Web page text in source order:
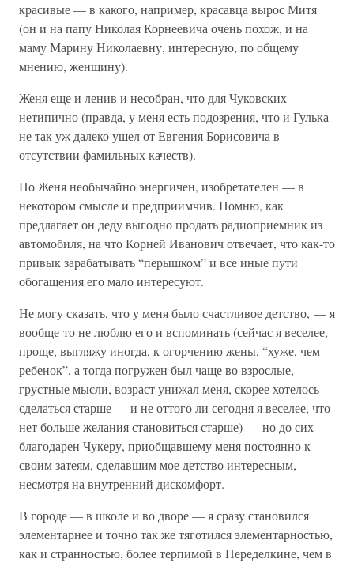
красивые — в какого, например, красавца вырос Митя
(он и на папу Николая Корнеевича очень похож, и на
маму Марину Николаевну, интересную, по общему
мнению, женщину).
Женя еще и ленив и несобран, что для Чуковских
нетипично (правда, у меня есть подозрения, что и Гулька
не так уж далеко ушел от Евгения Борисовича в
отсутствии фамильных качеств).
Но Женя необычайно энергичен, изобретателен — в
некотором смысле и предприимчив. Помню, как
предлагает он деду выгодно продать радиоприемник из
автомобиля, на что Корней Иванович отвечает, что как-то
привык зарабатывать “перышком” и все иные пути
обогащения его мало интересуют.
Не могу сказать, что у меня было счастливое детство, — я
вообще-то не люблю его и вспоминать (сейчас я веселее,
проще, выгляжу иногда, к огорчению жены, “хуже, чем
ребенок”, а тогда погружен был чаще во взрослые,
грустные мысли, возраст унижал меня, скорее хотелось
сделаться старше — и не оттого ли сегодня я веселее, что
нет больше желания становиться старше) — но до сих
благодарен Чукеру, приобщавшему меня постоянно к
своим затеям, сделавшим мое детство интересным,
несмотря на внутренний дискомфорт.
В городе — в школе и во дворе — я сразу становился
элементарнее и точно так же тяготился элементарностью,
как и странностью, более терпимой в Переделкине, чем в